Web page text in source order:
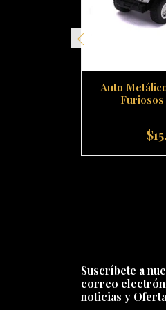
Auto
Furiosos
Suscríbete a
correo
noticias y